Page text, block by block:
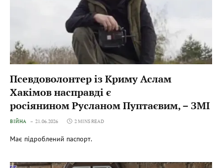
Псевдоволонтер із Криму Аслам
Хакімов насправді є
росіянином Русланом Пуптаєвим, – ЗМІ
ВІЙНА 21.06.2026 2 MINS READ
Має підроблений паспорт.